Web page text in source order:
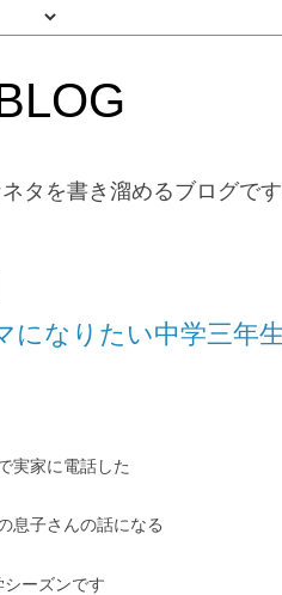
タを書き溜めるブログです
になりたい中学三年
実家に電話した
息子さんの話になる
ーズンです